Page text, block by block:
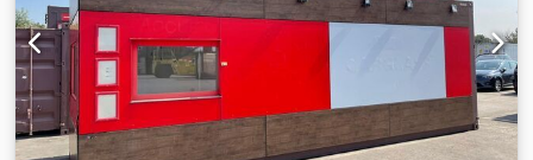
Construcción de panel sándwich de aluminio-isotérmico
con laminado de fibra de vidrio, con excelente
presentación estética. Garantiza una temperatura interior
óptima en cualquier época del año. Dimensiones Longitud
total: 3000 mm Ancho total: 2000 mm Altura total: 2300
mm 3. Equipamiento gastronómico; cocina de acero
inoxidable y madera Equipos a gas Parrilla a gas "Bertos",